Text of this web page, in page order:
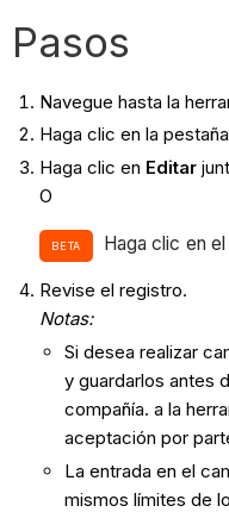
Pasos
Navegue hasta la
Haga clic en la pestaña
Haga clic en Editar
O
BETA Haga clic en
Revise el registro.
Notas:
Si desea realizar
y guardarlos antes
compañía. a la
aceptación por
La entrada en el
mismos límites de